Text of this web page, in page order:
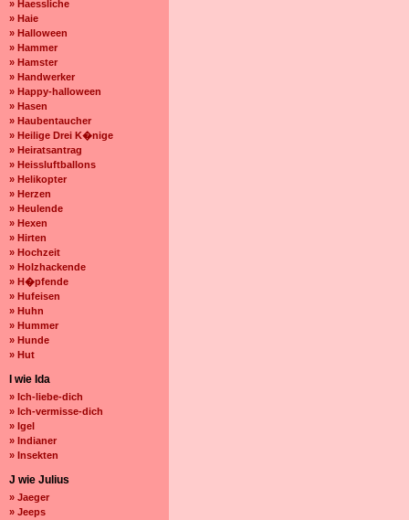
» Haessliche
» Haie
» Halloween
» Hammer
» Hamster
» Handwerker
» Happy-halloween
» Hasen
» Haubentaucher
» Heilige Drei K�nige
» Heiratsantrag
» Heissluftballons
» Helikopter
» Herzen
» Heulende
» Hexen
» Hirten
» Hochzeit
» Holzhackende
» H�pfende
» Hufeisen
» Huhn
» Hummer
» Hunde
» Hut
I wie Ida
» Ich-liebe-dich
» Ich-vermisse-dich
» Igel
» Indianer
» Insekten
J wie Julius
» Jaeger
» Jeeps